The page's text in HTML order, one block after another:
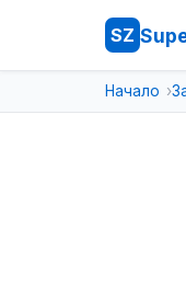
SZ
Начало